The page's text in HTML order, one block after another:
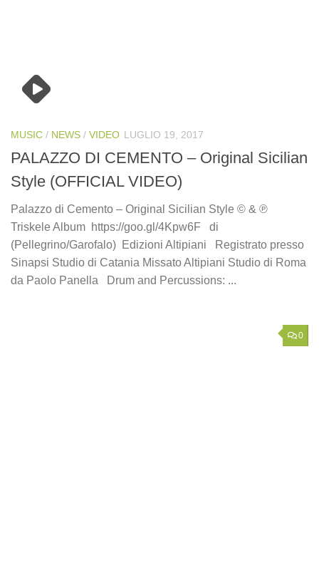
MUSIC / NEWS / VIDEO LUGLIO 19, 2017
PALAZZO DI CEMENTO – Original Sicilian
Style (OFFICIAL VIDEO)
Palazzo di Cemento – Original Sicilian Style © & ℗
Triskele Album https://goo.gl/4Kpw6F di
(Pellegrino/Garofalo) Edizioni Altipiani Registrato presso
Sinapsi Studio di Catania Missato Altipiani Studio di Roma
da Paolo Panella Drum and Percussions: ...
0